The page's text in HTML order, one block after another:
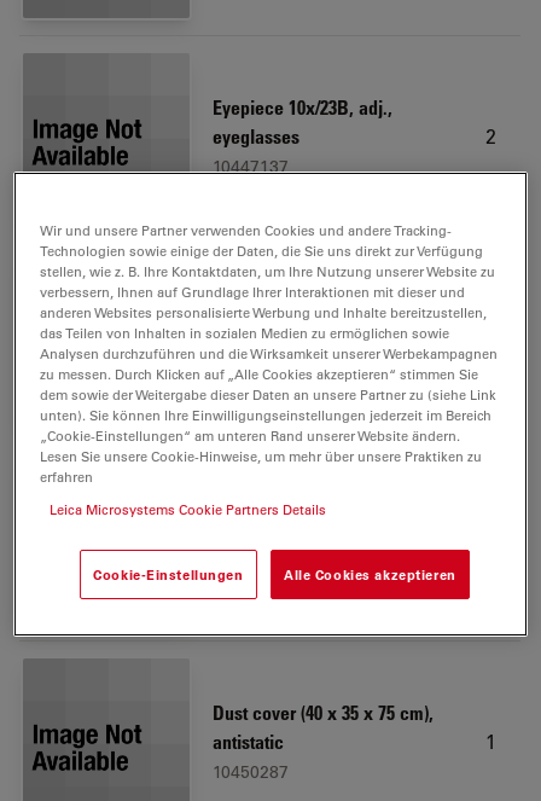
Eyepiece 10x/23B, adj.,
eyeglasses
10447137
2
Focus drive coarse/fine 420mm
M-series
10450504
Microscope carrier for MZ-
10450104
Dust cover (40 x 35 x 75 cm),
antistatic
10450287
1
Wir und unsere Partner verwenden Cookies und andere Tracking-
Technologien sowie einige der Daten, die Sie uns direkt zur Verfügung
stellen, wie z. B. Ihre Kontaktdaten, um Ihre Nutzung unserer Website zu
verbessern, Ihnen auf Grundlage Ihrer Interaktionen mit dieser und
anderen Websites personalisierte Werbung und Inhalte bereitzustellen,
das Teilen von Inhalten in sozialen Medien zu ermöglichen sowie
Analysen durchzuführen und die Wirksamkeit unserer Werbekampagnen
zu messen. Durch Klicken auf „Alle Cookies akzeptieren“ stimmen Sie
dem sowie der Weitergabe dieser Daten an unsere Partner zu (siehe Link
unten). Sie können Ihre Einwilligungseinstellungen jederzeit im Bereich
„Cookie-Einstellungen“ am unteren Rand unserer Website ändern.
Lesen Sie unsere Cookie-Hinweise, um mehr über unsere Praktiken zu
erfahren
Leica Microsystems Cookie Partners Details
Cookie-Einstellungen Alle Cookies akzeptieren